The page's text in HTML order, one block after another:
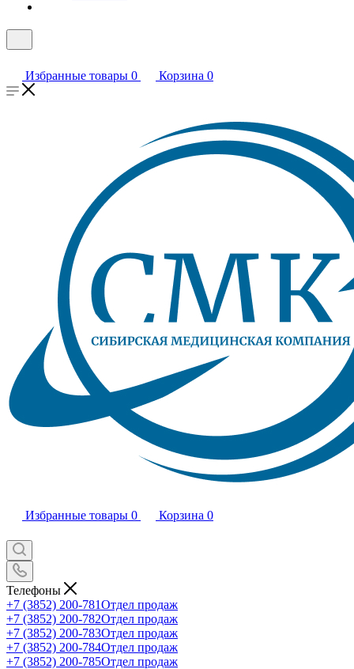
Избранные товары 0 Корзина 0
Избранные товары 0 Корзина 0
Телефоны
+7 (3852) 200-781Отдел продаж
+7 (3852) 200-782Отдел продаж
+7 (3852) 200-783Отдел продаж
+7 (3852) 200-784Отдел продаж
+7 (3852) 200-785Отдел продаж